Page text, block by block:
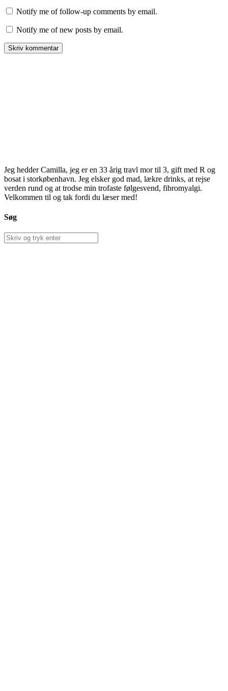
Notify me of follow-up comments by email.
Notify me of new posts by email.
Jeg hedder Camilla, jeg er en 33 årig travl mor til 3, gift med R og
bosat i storkøbenhavn. Jeg elsker god mad, lækre drinks, at rejse
verden rund og at trodse min trofaste følgesvend, fibromyalgi.
Velkommen til og tak fordi du læser med!
Søg